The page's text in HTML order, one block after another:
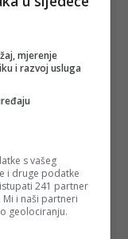
mjerenje
i razvoj usluga
s vašeg
i druge podatke
241 partner
i naši partneri
geolociranju.